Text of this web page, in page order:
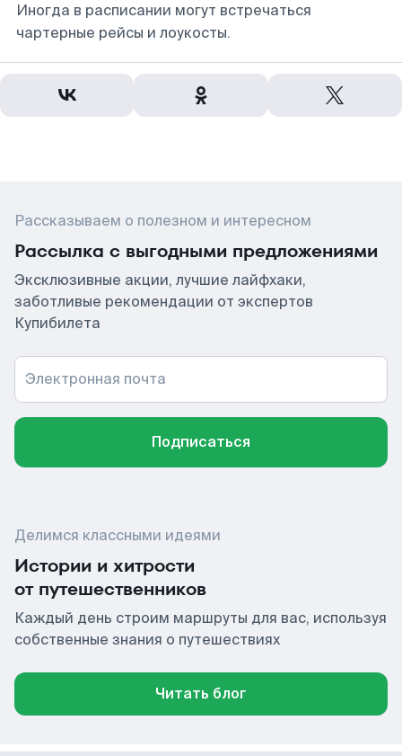
Иногда в расписании могут встречаться
чартерные рейсы и лоукосты.
Рассказываем о полезном и интересном
Рассылка с выгодными предложениями
Эксклюзивные акции, лучшие лайфхаки,
заботливые рекомендации от экспертов
Купибилета
Электронная почта
Подписаться
Делимся классными идеями
Истории и хитрости
от путешественников
Каждый день строим маршруты для вас, используя
собственные знания о путешествиях
Читать блог